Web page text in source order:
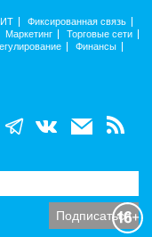
ИТ
Фиксированная связь
Маркетинг
Торговые сети
Финансы